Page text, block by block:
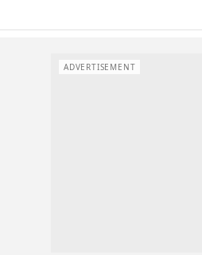
ADVERTISEMENT